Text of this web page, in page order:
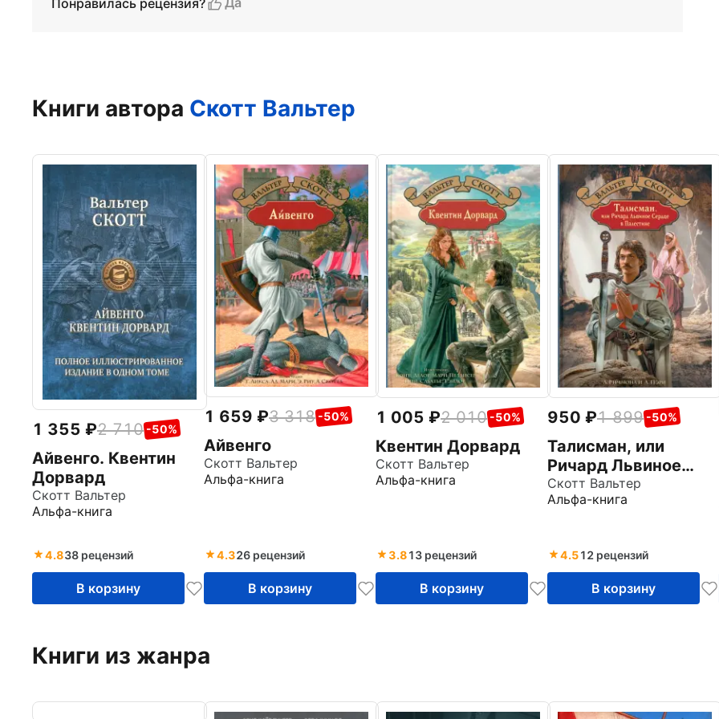
Книги автора Скотт Вальтер
1 355 2 710 -50%
Айвенго. Квентин
Дорвард
Скотт Вальтер
Альфа-книга
4.838 рецензий
В корзину
1 659 3 318 -50%
Айвенго
Скотт Вальтер
Альфа-книга
4.326 рецензий
В корзину
1 005 2 010 -50%
Квентин Дорвард
Скотт Вальтер
Альфа-книга
3.813 рецензий
В корзину
950 1 899 -50%
Талисман, или
Ричард Львиное
Сердце в Палестине
Скотт Вальтер
Альфа-книга
4.512 рецензий
В корзину
Книги из жанра